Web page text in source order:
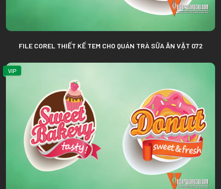
FILE COREL THIẾT KẾ TEM CHO QUÁN TRÀ SỮA ĂN VẶT 072
VIP